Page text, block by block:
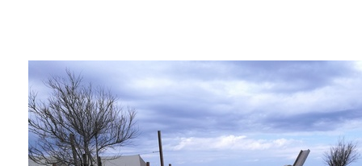
2012
2011
2010
2006